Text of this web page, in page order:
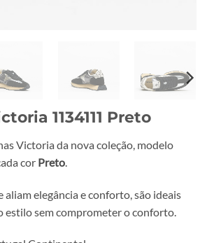
1134111 Preto
Victoria da nova coleção, modelo
cor Preto.
aliam elegância e conforto, são ideais
estilo sem comprometer o conforto.